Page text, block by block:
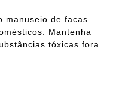
manuseio de facas
Mantenha
tóxicas fora